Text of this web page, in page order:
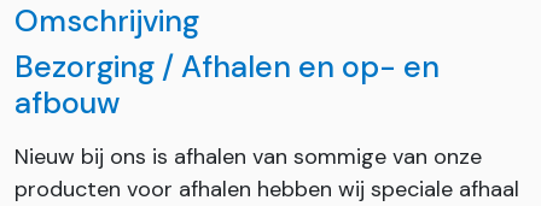
Omschrijving
Bezorging / Afhalen en op- en
afbouw
Nieuw bij ons is afhalen van sommige van onze
producten voor afhalen hebben wij speciale afhaal